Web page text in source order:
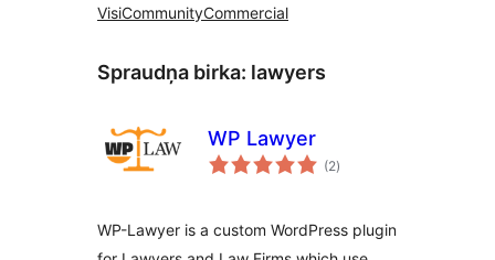
VisiCommunityCommercial
Spraudņa birka: lawyers
WP Lawyer
(2vērtējumu
kopsumma
)
WP-Lawyer is a custom WordPress plugin